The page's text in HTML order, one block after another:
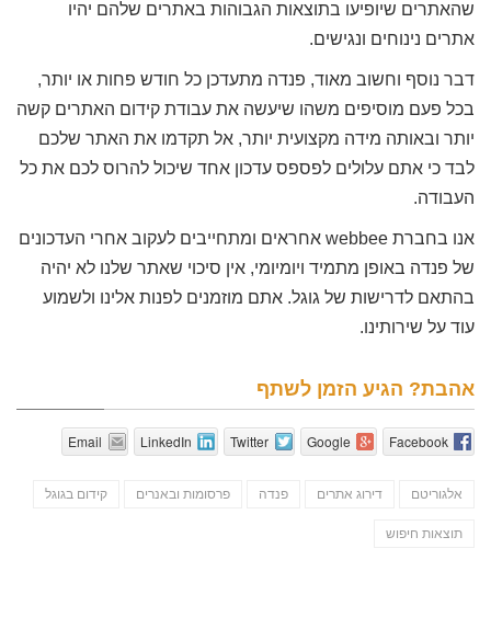
שהאתרים שיופיעו בתוצאות הגבוהות באתרים שלהם יהיו
אתרים נינוחים ונגישים.
דבר נוסף וחשוב מאוד, פנדה מתעדכן כל חודש פחות או יותר,
בכל פעם מוסיפים משהו שיעשה את עבודת קידום האתרים קשה
יותר ובאותה מידה מקצועית יותר, אל תקדמו את האתר שלכם
לבד כי אתם עלולים לפספס עדכון אחד שיכול להרוס לכם את כל
העבודה.
אנו בחברת webbee אחראים ומתחייבים לעקוב אחרי העדכונים
של פנדה באופן מתמיד ויומיומי, אין סיכוי שאתר שלנו לא יהיה
בהתאם לדרישות של גוגל. אתם מוזמנים לפנות אלינו ולשמוע
עוד על שירותינו.
אהבת? הגיע הזמן לשתף
Facebook
Google
Twitter
LinkedIn
Email
אלגוריטם דירוג אתרים פנדה פרסומות ובאנרים קידום בגוגל
תוצאות חיפוש